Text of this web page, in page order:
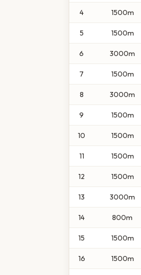
4 1500m
5 1500m
6 3000m
7 1500m
8 3000m
9 1500m
10 1500m
11 1500m
12 1500m
13 3000m
14 800m
15 1500m
16 1500m